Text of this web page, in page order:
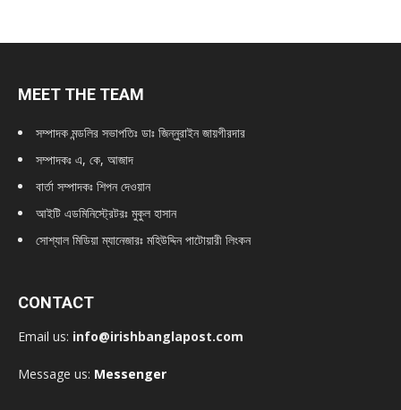
MEET THE TEAM
সম্পাদক মন্ডলির সভাপতিঃ ডাঃ জিন্নুরাইন জায়গীরদার
সম্পাদকঃ এ, কে, আজাদ
বার্তা সম্পাদকঃ শিপন দেওয়ান
আইটি এডমিনিস্ট্রেটরঃ মুকুল হাসান
সোশ্যাল মিডিয়া ম্যানেজারঃ মহিউদ্দিন পাটোয়ারী লিংকন
CONTACT
Email us: info@irishbanglapost.com
Message us: Messenger